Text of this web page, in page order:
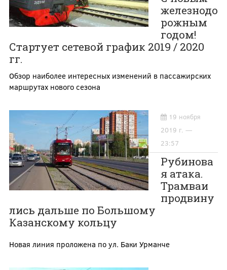
железнодо
рожным
годом!
Стартует сетевой график 2019 / 2020
гг.
Обзор наиболее интересных изменений в пассажирских
маршрутах нового сезона
19 ноября
2019 г. —
23:57
Рубинова
я атака.
Трамваи
продвину
лись дальше по Большому
Казанскому кольцу
Новая линия проложена по ул. Баки Урманче